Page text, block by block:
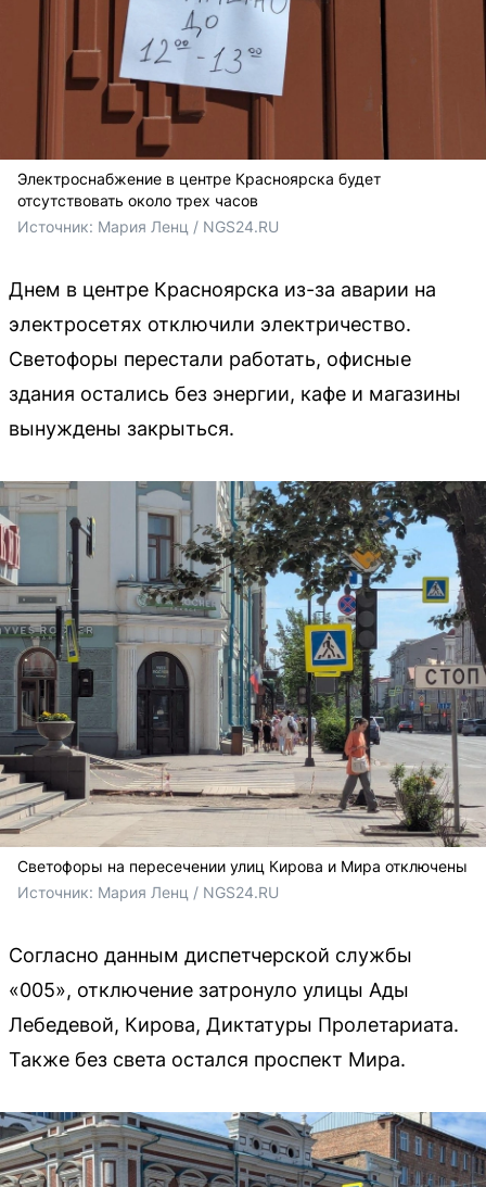
Электроснабжение в центре Красноярска будет
отсутствовать около трех часов
Источник: Мария Ленц / NGS24.RU
Днем в центре Красноярска из-за аварии на
электросетях отключили электричество.
Светофоры перестали работать, офисные
здания остались без энергии, кафе и магазины
вынуждены закрыться.
Светофоры на пересечении улиц Кирова и Мира отключены
Источник: Мария Ленц / NGS24.RU
Согласно данным диспетчерской службы
«005», отключение затронуло улицы Ады
Лебедевой, Кирова, Диктатуры Пролетариата.
Также без света остался проспект Мира.